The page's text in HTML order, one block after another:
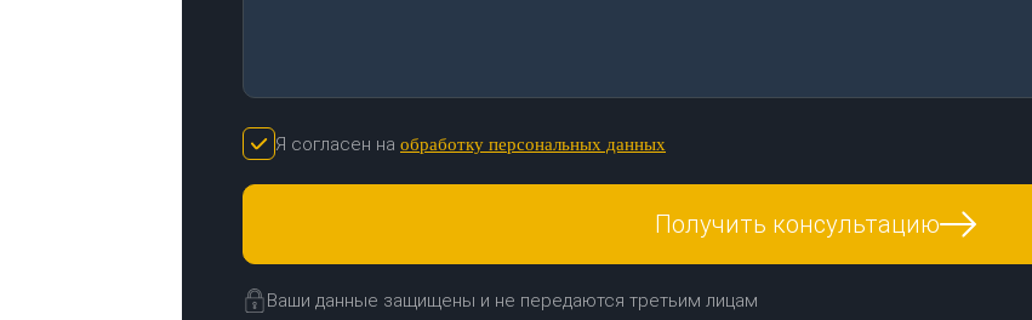
Я согласен на обработку персональных данных
Получить консультацию
Ваши данные защищены и не передаются третьим лицам